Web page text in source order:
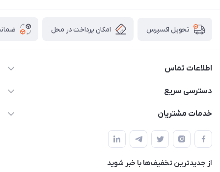
تحویل اکسپرس امکان پرداخت در محل
اطلاعات تماس
۰۲۱۰۰۰۰۰۰۰۰
دسترسی سریع
حساب کاربری
لیست محصولات
درباره ما
خدمات مشتریان
قوانین و مقررات
حریم خصوصی
راهنما
از جدید‌ترین تخفیف‌ها با‌ خبر شوید